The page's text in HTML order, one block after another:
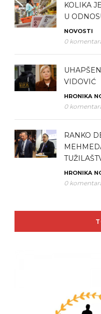
KOLIKA
U
NOVOSTI
0
VIDOVIĆ
HRONIKA
0
RANKO
HRONIKA
0